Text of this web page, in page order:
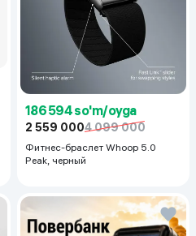
186 594 so'm/oyga
2 559 0004 099 000
Фитнес-браслет Whoop 5.0
Peak, черный